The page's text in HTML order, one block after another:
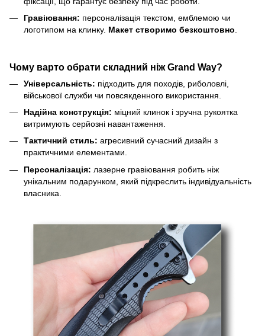
Гравіювання: персоналізація текстом, емблемою чи
логотипом на клинку. Макет створимо безкоштовно
Чому варто обрати складний ніж Grand Way?
Універсальність: підходить для походів, риболовлі,
військової служби чи повсякденного використання.
Надійна конструкція: міцний клинок і зручна рукоятка
витримують серйозні навантаження.
Тактичний стиль: агресивний сучасний дизайн з
практичними елементами.
Персоналізація: лазерне гравіювання робить ніж
унікальним подарунком, який підкреслить індивідуальність
власника.